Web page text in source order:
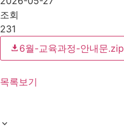
조회
231
6월-교육과정-안내문.zip
목록보기